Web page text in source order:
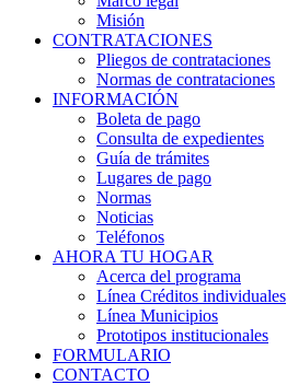
Misión
CONTRATACIONES
Pliegos de contrataciones
Normas de contrataciones
INFORMACIÓN
Boleta de pago
Consulta de expedientes
Guía de trámites
Lugares de pago
Normas
Noticias
Teléfonos
AHORA TU HOGAR
Acerca del programa
Línea Créditos individuales
Línea Municipios
Prototipos institucionales
FORMULARIO
CONTACTO